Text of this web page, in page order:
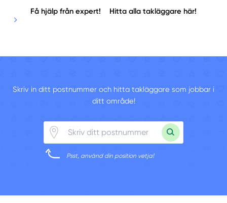
Få hjälp från expert! Hitta alla takläggare här!
Skriv in ditt postnummer och hitta takläggare som jobbar i
ditt område!
Psst, använd din position vetja!